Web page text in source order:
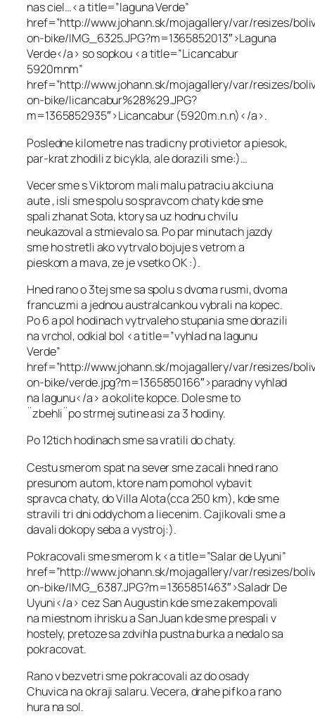
nas ciel…<a title=”laguna Verde”
href=”http://www.johann.sk/mojagallery/var/resizes/
on-bike/IMG_6325.JPG?m=1365852013″>Laguna
Verde</a> so sopkou <a title=”Licancabur
5920mnm”
href=”http://www.johann.sk/mojagallery/var/resizes/
on-bike/licancabur%28%29.JPG?
m=1365852935″>Licancabur (5920m.n.n)</a>.
Posledne kilometre nas tradicny protivietor a piesok,
par-krat zhodili z bicykla, ale dorazili sme:)…
Vecer sme s Viktorom mali malu patraciu akciu na
aute , isli sme spolu so spravcom chaty kde sme
spali zhanat Sota, ktory sa uz hodnu chvilu
neukazoval a stmievalo sa. Po par minutach jazdy
sme ho stretli ako vytrvalo bojuje s vetrom a
pieskom a mava, ze je vsetko OK :).
Hned rano o 3tej sme sa spolu s dvoma rusmi, dvoma
francuzmi a jednou australcankou vybrali na kopec.
Po 6 a pol hodinach vytrvaleho stupania sme dorazili
na vrchol, odkial bol <a title=”vyhlad na lagunu
Verde”
href=”http://www.johann.sk/mojagallery/var/resizes/
on-bike/verde.jpg?m=1365850166″>paradny vyhlad
na lagunu</a> a okolite kopce. Dole sme to
¨zbehli¨po strmej sutine asi za 3 hodiny.
Po 12tich hodinach sme sa vratili do chaty.
Cestu smerom spat na sever sme zacali hned rano
presunom autom, ktore nam pomohol vybavit
spravca chaty, do Villa Alota(cca 250 km), kde sme
stravili tri dni oddychom a liecenim. Cajikovali sme a
davali dokopy seba a vystroj:).
Pokracovali sme smerom k <a title=”Salar de Uyuni”
href=”http://www.johann.sk/mojagallery/var/resizes/
on-bike/IMG_6387.JPG?m=1365851463″>Saladr De
Uyuni</a> cez San Augustin kde sme zakempovali
na miestnom ihrisku a San Juan kde sme prespali v
hostely, pretoze sa zdvihla pustna burka a nedalo sa
pokracovat.
Rano v bezvetri sme pokracovali az do osady
Chuvica na okraji salaru. Vecera, drahe pifko a rano
hura na sol.